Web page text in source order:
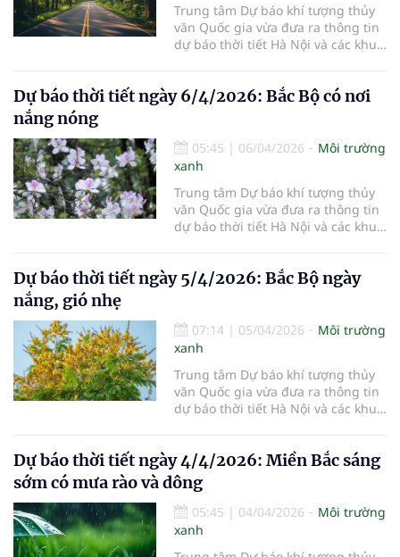
Trung tâm Dự báo khí tượng thủy
văn Quốc gia vừa đưa ra thông tin
dự báo thời tiết Hà Nội và các khu
Dự báo thời tiết ngày 6/4/2026: Bắc Bộ có nơi
nắng nóng
05:45 | 06/04/2026
Môi trường
xanh
Trung tâm Dự báo khí tượng thủy
văn Quốc gia vừa đưa ra thông tin
dự báo thời tiết Hà Nội và các khu
Dự báo thời tiết ngày 5/4/2026: Bắc Bộ ngày
nắng, gió nhẹ
07:14 | 05/04/2026
Môi trường
xanh
Trung tâm Dự báo khí tượng thủy
văn Quốc gia vừa đưa ra thông tin
dự báo thời tiết Hà Nội và các khu
Dự báo thời tiết ngày 4/4/2026: Miền Bắc sáng
sớm có mưa rào và dông
05:45 | 04/04/2026
Môi trường
xanh